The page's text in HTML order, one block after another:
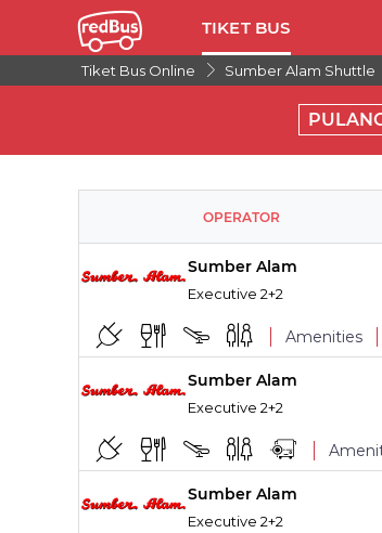
TIKET BUS
Tiket Bus Online Sumber Alam Shuttle
OPERATOR
Sumber Alam
Executive 2+2
Amenities
TITIK NAIK
Sumber Alam
Executive 2+2
TITIK NAIK
Sumber Alam
Executive 2+2